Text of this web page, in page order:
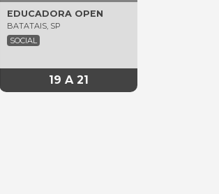
EDUCADORA OPEN
BATATAIS, SP
SOCIAL
19 A 21